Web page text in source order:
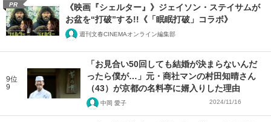
PR
《映画『シェルター』》ジェイソン・ステイサムが
お盆を“打破”する!!《「眠眠打破」コラボ》
週刊文春CINEMAオンライン編集部
9位
9
「お見合い50回しても結婚が決まらないんだ
ったら僕が…」元・商社マンの村田知晴さん
（43）が京都の名料亭に婿入りした理由
中岡 愛子 2024/11/16